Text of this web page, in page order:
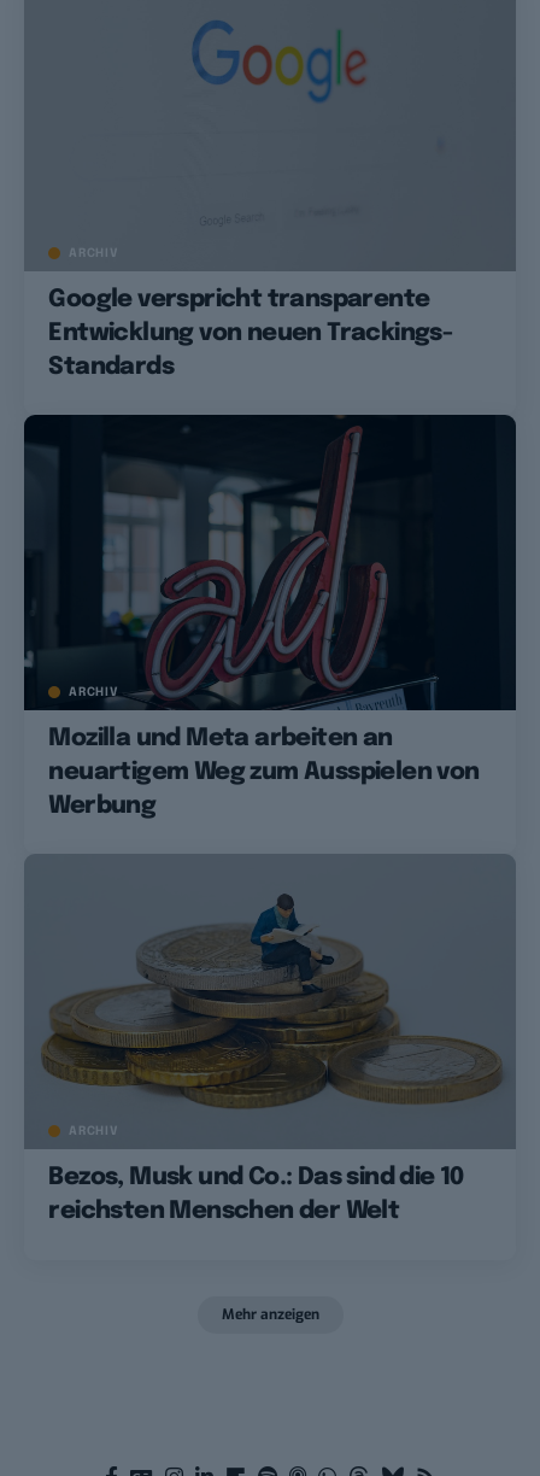
ARCHIV
Google verspricht transparente
Entwicklung von neuen Trackings-
Standards
ARCHIV
Mozilla und Meta arbeiten an
neuartigem Weg zum Ausspielen von
Werbung
ARCHIV
Bezos, Musk und Co.: Das sind die 10
reichsten Menschen der Welt
Mehr anzeigen